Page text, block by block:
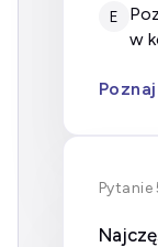
E
pozostawaniem koniuszka języka
w
Pytanie